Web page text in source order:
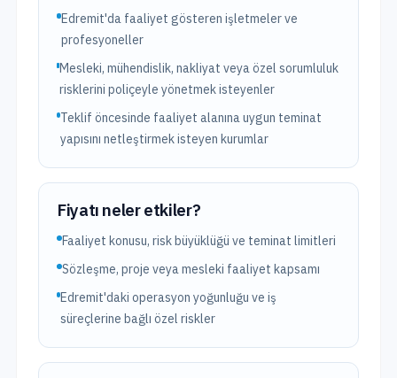
Edremit'da faaliyet gösteren işletmeler ve
profesyoneller
Mesleki, mühendislik, nakliyat veya özel sorumluluk
risklerini poliçeyle yönetmek isteyenler
Teklif öncesinde faaliyet alanına uygun teminat
yapısını netleştirmek isteyen kurumlar
Fiyatı neler etkiler?
Faaliyet konusu, risk büyüklüğü ve teminat limitleri
Sözleşme, proje veya mesleki faaliyet kapsamı
Edremit'daki operasyon yoğunluğu ve iş
süreçlerine bağlı özel riskler